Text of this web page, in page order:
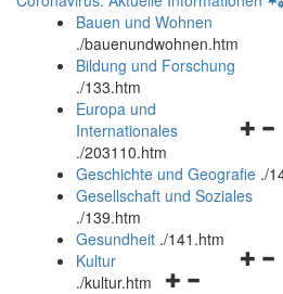
Bauen und Wohnen
./bauenundwohnen.htm
Bildung und Forschung
./133.htm
und
Europa und
Internationales
./203110.htm
Geschichte und Geografie ./
Gesellschaft und Soziales
./139.htm
Gesundheit ./141.htm
Navigationsmenü
Kultur
./kultur.htm